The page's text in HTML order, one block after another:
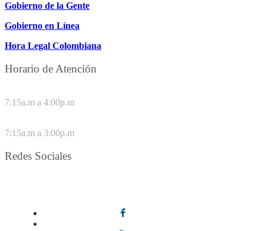
Gobierno de la Gente
Gobierno en Línea
Hora Legal Colombiana
Horario de Atención
7:15a.m a 4:00p.m
7:15a.m a 3:00p.m
Redes Sociales